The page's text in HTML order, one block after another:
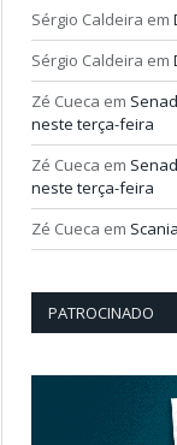
Sérgio Caldeira em
Sérgio Caldeira em
Zé Cueca em
neste terça-feira
Zé Cueca em
neste terça-feira
Zé Cueca em
PATROCINADO